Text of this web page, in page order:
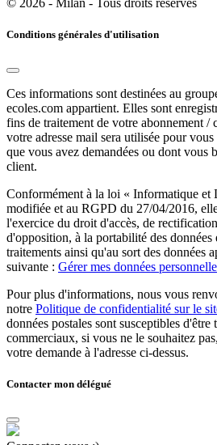
Conditions générales d'utilisation
Ces informations sont destinées au
ecoles.com appartient. Elles sont
fins de traitement de votre abonnement /
votre adresse mail sera utilisée pour
que vous avez demandées ou dont vous
client.
Conformément à la loi « Informatique et
modifiée et au RGPD du 27/04/2016,
l'exercice du droit d'accès, de
d'opposition, à la portabilité des données
traitements ainsi qu'au sort des données
suivante : Gérer mes données
Pour plus d'informations, nous vous
notre Politique de confidentialité sur le
données postales sont susceptibles d'être
commerciaux, si vous ne le souhaitez
votre demande à l'adresse ci-dessus.
Contacter mon délégué